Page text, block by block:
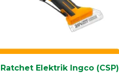
Elektrik Ingco (CSP)